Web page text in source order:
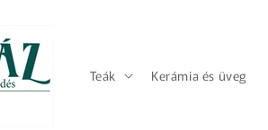
Teák Kerámia és üveg